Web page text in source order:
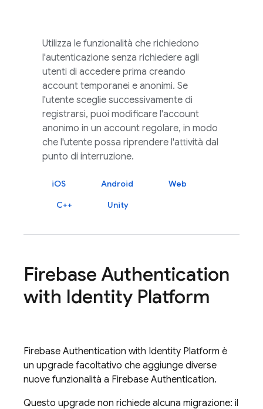
Utilizza le funzionalità che richiedono
l'autenticazione senza richiedere agli
utenti di accedere prima creando
account temporanei e anonimi. Se
l'utente sceglie successivamente di
registrarsi, puoi modificare l'account
anonimo in un account regolare, in modo
che l'utente possa riprendere l'attività dal
punto di interruzione.
iOS Android
Web
C++
Unity
Firebase Authentication
with Identity Platform
Firebase Authentication with Identity Platform è
un upgrade facoltativo che aggiunge diverse
nuove funzionalità a Firebase Authentication.
Questo upgrade non richiede alcuna migrazione: il